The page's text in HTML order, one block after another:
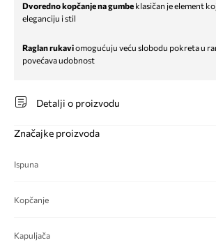
Dvoredno kopčanje na gumbe klasičan je element
eleganciju i stil
Raglan rukaviomogućuju veću slobodu pokreta u
povećava udobnost
Detalji o proizvodu
Značajke proizvoda
Ispuna
Kopčanje
Kapuljača